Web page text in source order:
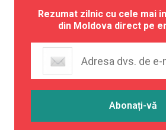
Rezumat zilnic cu cele mai
din Moldova direct pe